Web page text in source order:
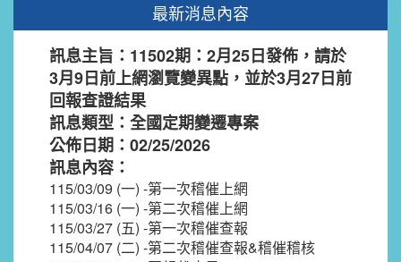
最新消息內容
訊息主旨：11502期：2月25日發佈，請於
3月9日前上網瀏覽變異點，並於3月27日前
回報查證結果
訊息類型：全國定期變遷專案
公佈日期：02/25/2026
訊息內容：
115/03/09 (一) -第一次稽催上網
115/03/16 (一) -第二次稽催上網
115/03/27 (五) -第一次稽催查報
115/04/07 (二) -第二次稽催查報&稽催稽核